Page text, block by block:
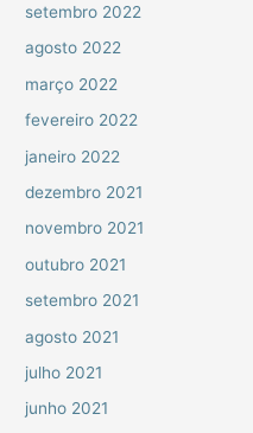
setembro 2022
agosto 2022
março 2022
fevereiro 2022
janeiro 2022
dezembro 2021
novembro 2021
outubro 2021
setembro 2021
agosto 2021
julho 2021
junho 2021